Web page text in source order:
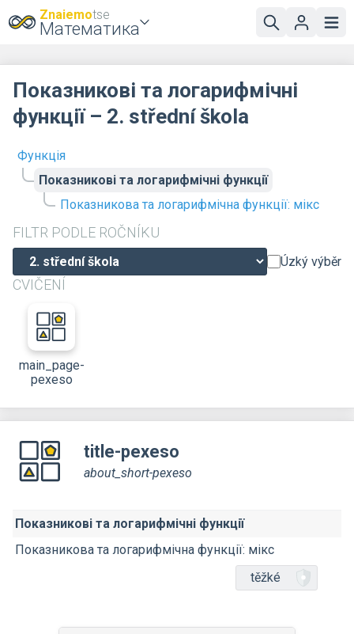
Znaiemotse
Математика
Функція
Показникові та логарифмічні функції
Показникова та логарифмічна функції: мікс
FILTR PODLE ROČNÍKU
Úzký výběr
CVIČENÍ
main_page-
pexeso
Показникові та логарифмічні
функції – 2. střední škola
title-pexeso
about_short-pexeso
Показникові та логарифмічні функції
Показникова та логарифмічна функції: мікс
těžké